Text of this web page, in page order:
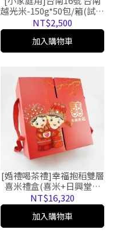
越光米-150g*50包/箱(試用
包，免運)
NT$2,500
加入購物車
[婚禮喝茶禮]幸福抱稻雙層
喜米禮盒(喜米+日興堂大
餅組合，24組)
NT$16,320
加入購物車